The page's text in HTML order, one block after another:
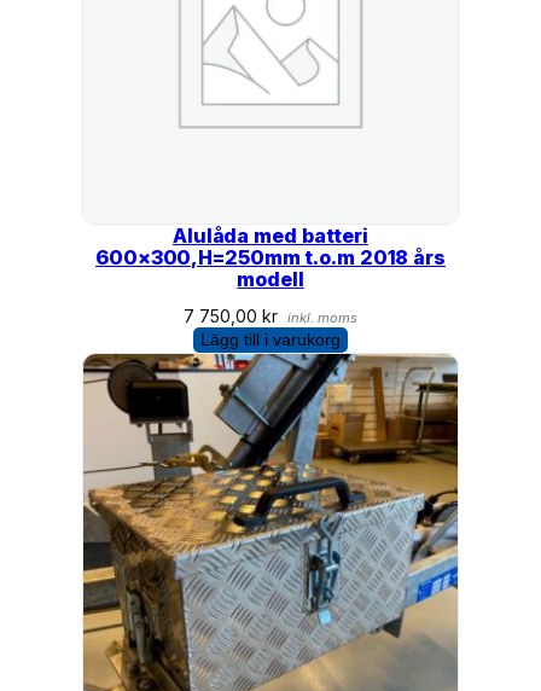
Alulåda med batteri
600×300,H=250mm t.o.m 2018 års
modell
7 750,00 kr inkl. moms
Lägg till i varukorg